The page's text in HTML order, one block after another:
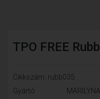
TPO FREE
Cikkszám: rubb035
Gyártó